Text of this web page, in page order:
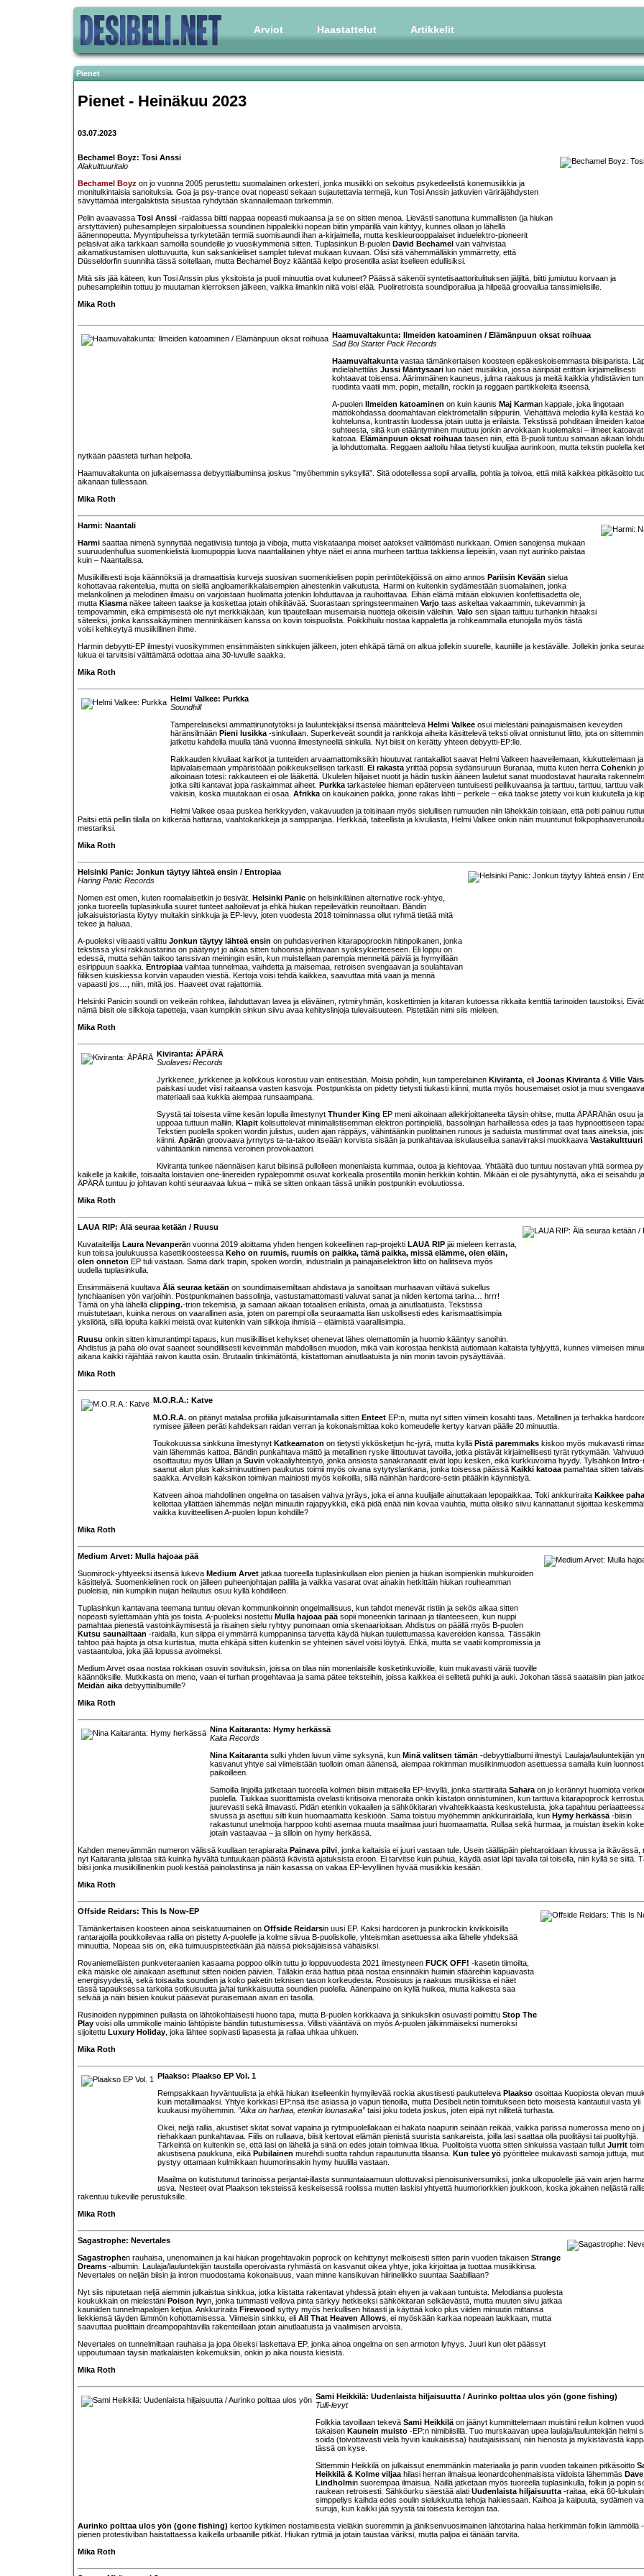
Arviot Haastattelut Artikkelit
Pienet
Pienet - Heinäkuu 2023
03.07.2023
Bechamel Boyz: Tosi Anssi
Alakulttuuritalo
Bechamel Boyz on jo vuonna 2005 perustettu suomalainen orkesteri, jonka musiikki on sekoitus psykedeelistä konemusiikkia ja
monitulkintaisia sanoituksia. Goa ja psy-trance ovat nopeasti sekaan sujautettavia termejä, kun Tosi Anssin jatkuvien väriräjähdysten
sävyttämää intergalaktista sisustaa ryhdytään skannailemaan tarkemmin.
Pelin avaavassa Tosi Anssi -raidassa biitti nappaa nopeasti mukaansa ja se on sitten menoa. Lievästi sanottuna kummallisten (ja hiukan
ärstyttävien) puhesamplejen sirpaloituessa soundinen hippaleikki nopean biitin ympärillä vain kiihtyy, kunnes ollaan jo lähellä
äänennopeutta. Myyntipuheissa tyrkytetään termiä suomisaundi ihan a-kirjaimella, mutta keskieurooppalaiset induelektro-pioneerit
pelasivat aika tarkkaan samoilla soundeille jo vuosikymmeniä sitten. Tuplasinkun B-puolen David Bechamel vain vahvistaa
aikamatkustamisen ulottuvuutta, kun saksankieliset samplet tulevat mukaan kuvaan. Olisi sitä vähemmälläkin ymmärretty, että
Düsseldorfin suunnilta tässä soitellaan, mutta Bechamel Boyz kääntää kelpo prosentilla asiat itselleen edullisiksi.
Mitä siis jää käteen, kun Tosi Anssin plus yksitoista ja puoli minuuttia ovat kuluneet? Päässä säkenöi syntetisaattoritulituksen jäljiltä, biitti jumiutuu korvaan ja
puhesampleihin tottuu jo muutaman kierroksen jälkeen, vaikka ilmankin niitä voisi elää. Puoliretroista soundiporailua ja hilpeää groovailua tanssimielisille.
Mika Roth
Haamuvaltakunta: Ilmeiden katoaminen / Elämänpuun oksat roihuaa
Sad Boi Starter Pack Records
Haamuvaltakunta vastaa tämänkertaisen koosteen epäkeskoisemmasta biisiparista.
indielähettiläs Jussi Mäntysaari luo näet musiikkia, jossa ääripäät erittäin kirjaimellisesti
kohtaavat toisensa. Äärimmäinen kauneus, julma raakuus ja meitä kaikkia yhdistävien
ruodinta vaatii mm. popin, metallin, rockin ja reggaen partikkeleita itseensä.
A-puolen Ilmeiden katoaminen on kuin kaunis Maj Karman kappale, joka lingotaan
mättökohdassa doomahtavan elektrometallin silppuriin. Viehättävä melodia kyllä kestää
kohtelunsa, kontrastin luodessa jotain uutta ja erilaista. Tekstissä pohditaan ilmeiden
suhteesta, siitä kun etääntyminen muuttuu jonkin arvokkaan kuolemaksi – ilmeet
katoaa. Elämänpuun oksat roihuaa taasen niin, että B-puoli tuntuu samaan aikaan
ja lohduttomalta. Reggaen aaltoilu hilaa tietysti kuulijaa aurinkoon, mutta tekstin puolella
nytkään päästetä turhan helpolla.
Haamuvaltakunta on julkaisemassa debyyttialbuminsa joskus ”myöhemmin syksyllä”. Sitä odotellessa sopii arvailla, pohtia ja toivoa, että mitä kaikkea pitkäsoitto
aikanaan tullessaan.
Mika Roth
Harmi: Naantali
Harmi saattaa nimenä synnyttää negatiivisia tuntoja ja viboja, mutta viskataanpa moiset aatokset välittömästi nurkkaan. Omien sanojensa mukaan
suuruudenhullua suomenkielistä luomupoppia luova naantalilainen yhtye näet ei anna murheen tarttua takkiensa liepeisiin, vaan nyt aurinko paistaa
kuin – Naantalissa.
Musiikillisesti isoja käännöksiä ja dramaattisia kurveja suosivan suomenkielisen popin perintötekijöissä on aimo annos Pariisin Kevään sielua
kohottavaa rakentelua, mutta on siellä angloamerikkalaisempien ainestenkin vaikutusta. Harmi on kuitenkin sydämestään suomalainen, jonka
melankolinen ja melodinen ilmaisu on varjoistaan huolimatta jotenkin lohduttavaa ja rauhoittavaa. Eihän elämä mitään elokuvien konfettisadetta ole,
mutta Kiasma näkee taiteen taakse ja koskettaa jotain ohikiitävää. Suorastaan springsteenmainen Varjo taas askeltaa vakaammin, tukevammin ja
tempovammin, eikä empimisestä ole nyt merkkiäkään, kun tipautellaan musemaisia nuotteja oikeisiin väleihin. Valo sen sijaan taittuu turhankin hitaaksi
säteeksi, jonka kanssakäyminen menninkäisen kanssa on kovin toispuolista. Poikkihuilu nostaa kappaletta ja rohkeammalla etunojalla myös tästä
voisi kehkeytyä musiikillinen ihme.
Harmin debyytti-EP ilmestyi vuosikymmen ensimmäisten sinkkujen jälkeen, joten ehkäpä tämä on alkua jollekin suurelle, kauniille ja kestävälle. Jollekin jonka
lukua ei tarvitsisi välttämättä odottaa aina 30-luvulle saakka.
Mika Roth
Helmi Valkee: Purkka
Soundhill
Tamperelaiseksi ammattirunotytöksi ja lauluntekijäksi itsensä määrittelevä Helmi Valkee osui mielestäni painajaismaisen keveyden
häränsilmään Pieni lusikka -sinkullaan. Superkeveät soundit ja rankkoja aiheita käsittelevä teksti olivat onnistunut liitto, jota on sittemmin
jatkettu kahdella muulla tänä vuonna ilmestyneellä sinkulla. Nyt biisit on kerätty yhteen debyytti-EP:lle.
Rakkauden kivuliaat karikot ja tunteiden arvaamattomiksikin hioutuvat rantakalliot saavat Helmi Valkeen haaveilemaan, kiukuttelemaan ja
läpivalaisemaan ympäristöään poikkeuksellisen tarkasti. Ei rakasta yrittää popsia sydänsuruun Buranaa, mutta kuten herra Cohenkin jo
aikoinaan totesi: rakkauteen ei ole lääkettä. Ukulelen hiljaiset nuotit ja hädin tuskin ääneen lauletut sanat muodostavat hauraita
jotka silti kantavat jopa raskaimmat aiheet. Purkka tarkastelee hieman epäterveen tuntuisesti peilikuvaansa ja tarttuu, tarttuu, tarttuu
väkisin, koska muutakaan ei osaa. Afrikka on kaukainen paikka, jonne rakas lähti – perkele – eikä taakse jätetty voi kuin kiukutella ja
Helmi Valkee osaa puskea herkkyyden, vakavuuden ja toisinaan myös sielullisen rumuuden niin lähekkäin toisiaan, että pelti painuu
Paitsi että pellin tilalla on kitkerää hattaraa, vaahtokarkkeja ja samppanjaa. Herkkää, taiteellista ja kivuliasta, Helmi Valkee onkin näin muuntunut
mestariksi.
Mika Roth
Helsinki Panic: Jonkun täytyy lähteä ensin / Entropiaa
Haring Panic Records
Nomen est omen, kuten roomalaisetkin jo tiesivät. Helsinki Panic on helsinkiläinen alternative rock-yhtye,
jonka tuoreella tuplasinkulla suuret tunteet aaltoilevat ja ehkä hiukan repeilevätkin reunoiltaan. Bändin
julkaisuistoriasta löytyy muitakin sinkkuja ja EP-levy, joten vuodesta 2018 toiminnassa ollut ryhmä tietää mitä
tekee ja haluaa.
A-puoleksi viisaasti valittu Jonkun täytyy lähteä ensin on puhdasverinen kitarapoprockin hitinpoikanen, jonka
tekstissä yksi rakkaustarina on päätynyt jo aikaa sitten tuhoonsa johtavaan syöksykierteeseen. Eli loppu on
edessä, mutta sehän taikoo tanssivan meiningin esiin, kun muistellaan parempia menneitä päiviä ja hymyillään
esirippuun saakka. Entropiaa vaihtaa tunnelmaa, vaihdetta ja maisemaa, retroisen svengaavan ja soulahtavan
fiiliksen kuiskiessa korviin vapauden viestiä. Kertoja voisi tehdä kaikkea, saavuttaa mitä vaan ja mennä
vapaasti jos…, niin, mitä jos. Haaveet ovat rajattomia.
Helsinki Panicin soundi on veikeän rohkea, ilahduttavan lavea ja eläväinen, rytmiryhmän, koskettimien ja kitaran kutoessa rikkaita kenttiä tarinoiden taustoiksi.
nämä biisit ole silkkoja tapetteja, vaan kumpikin sinkun siivu avaa kehityslinjoja tulevaisuuteen. Pistetään nimi siis mieleen.
Mika Roth
Kiviranta: ÄPÄRÄ
Suolavesi Records
Jyrkkenee, jyrkkenee ja kolkkous korostuu vain entisestään. Moisia pohdin, kun tamperelainen Kiviranta , eli Joonas Kiviranta & Ville
paiskasi uudet viisi raitaansa vasten kasvoja. Postpunkista on pidetty tietysti tiukasti kiinni, mutta myös housemaiset osiot ja muu
materiaali saa kukkia aiempaa runsaampana.
Syystä tai toisesta viime kesän lopulla ilmestynyt Thunder King EP meni aikoinaan allekirjoittaneelta täysin ohitse, mutta ÄPÄRÄhän osuu ja
uppoaa tuttuun malliin. Klapit kolisuttelevat minimalistisemman elektron portinpieliä, bassolinjan harhaillessa edes ja taas hypnoottiseen
Tekstien puolella spoken wordin julistus, uuden ajan räppäys, vähintäänkin puolittainen runous ja saduista mustimmat ovat taas aineksia,
kiinni. Äpärän groovaava jyrnytys ta-ta-takoo itseään korvista sisään ja punkahtavaa iskulauseilua sanavirraksi muokkaava Vastakulttuuri
vähintäänkin nimensä veroinen provokaattori.
Kiviranta tunkee näennäisen karut biisinsä pullolleen monenlaista kummaa, outoa ja kiehtovaa. Yhtäältä duo tuntuu nostavan yhtä sormea
kaikelle ja kaikille, toisaalta loistavien one-linereiden rypälepommit osuvat korkealla prosentilla moniin herkkiin kohtiin. Mikään ei ole pysähtynyttä, aika ei seisahdu ja
ÄPÄRÄ tuntuu jo johtavan kohti seuraavaa lukua – mikä se sitten onkaan tässä uniikin postpunkin evoluutiossa.
Mika Roth
LAUA RIP: Älä seuraa ketään / Ruusu
Kuvataiteilija Laura Nevanperän vuonna 2019 aloittama yhden hengen kokeellinen rap-projekti LAUA RIP jäi mieleen kerrasta,
kun toissa joulukuussa kasettikoosteessa Keho on ruumis, ruumis on paikka, tämä paikka, missä elämme, olen eläin,
olen onneton EP tuli vastaan. Sama dark trapin, spoken wordin, industrialin ja painajaiselektron liitto on hallitseva myös
uudella tuplasinkulla.
Ensimmäisenä kuultava Älä seuraa ketään on soundimaisemiltaan ahdistava ja sanoiltaan murhaavan viiltävä sukellus
lynchiaanisen yön varjoihin. Postpunkmainen bassolinja, vastustamattomasti valuvat sanat ja niiden kertoma tarina… hrrr!
Tämä on yhä lähellä clipping.-trion tekemisiä, ja samaan aikaan totaalisen erilaista, omaa ja ainutlaatuista. Tekstissä
muistutetaan, kuinka nerous on vaarallinen asia, joten on parempi olla seuraamatta liian uskollisesti edes karismaattisimpia
yksilöitä, sillä lopulta kaikki meistä ovat kuitenkin vain silkkoja ihmisiä – eläimistä vaarallisimpia.
Ruusu onkin sitten kimurantimpi tapaus, kun musiikilliset kehykset ohenevat lähes olemattomiin ja huomio kääntyy sanoihin.
Ahdistus ja paha olo ovat saaneet soundillisesti keveimmän mahdollisen muodon, mikä vain korostaa henkistä autiomaan kaltaista tyhjyyttä, kunnes viimeisen
aikana kaikki räjähtää raivon kautta osiin. Brutaalin tinkimätöntä, kiistattoman ainutlaatuista ja niin monin tavoin pysäyttävää.
Mika Roth
M.O.R.A.: Katve
M.O.R.A. on pitänyt matalaa profiilia julkaisurintamalla sitten Enteet EP:n, mutta nyt sitten viimein kosahti taas. Metallinen ja terhakka
rymisee jälleen peräti kahdeksan raidan verran ja kokonaismittaa koko komeudelle kertyy karvan päälle 20 minuuttia.
Toukokuussa sinkkuna ilmestynyt Katkeamaton on tietysti ykkösketjun hc-jyrä, mutta kyllä Pistä paremmaks kiskoo myös mukavasti
vain lähemmäs kattoa. Bändin punkahtava mättö ja metallinen ryske liittoutuvat tavoilla, jotka pistävät kirjaimellisesti tyrät rytkymään.
osoittautuu myös Ullan ja Suvin vokaaliyhteistyö, jonka ansiosta sanakranaatit eivät lopu kesken, eikä kurkkuvoima hyydy. Tylsähkön Intro-
saanut alun plus kaksiminuuttinen paukutus toimii myös oivana sytytyslankana, jonka toisessa päässä Kaikki katoaa pamahtaa sitten
saakka. Arvelisin kaksikon toimivan mainiosti myös keikoilla, sillä näinhän hardcore-setin pitääkin käynnistyä.
Katveen ainoa mahdollinen ongelma on tasaisen vahva jyräys, joka ei anna kuulijalle ainuttakaan lepopaikkaa. Toki ankkuriraita Kaikkee
kellottaa yllättäen lähemmäs neljän minuutin rajapyykkiä, eikä pidä enää niin kovaa vauhtia, mutta olisiko siivu kannattanut sijoittaa
vaikka kuvitteellisen A-puolen lopun kohdille?
Mika Roth
Medium Arvet: Mulla hajoaa pää
Suomirock-yhtyeeksi itsensä lukeva Medium Arvet jatkaa tuoreella tuplasinkullaan elon pienien ja hiukan isompienkin muhkuroiden
käsittelyä. Suomenkielinen rock on jälleen puheenjohtajan pallilla ja vaikka vasarat ovat ainakin hetkittäin hiukan rouheamman
puoleisia, niin kumpikin nuijan heilautus osuu kyllä kohdilleen.
Tuplasinkun kantavana teemana tuntuu olevan kommunikoinnin ongelmallisuus, kun tahdot menevät ristiin ja sekös alkaa sitten
nopeasti sylettämään yhtä jos toista. A-puoleksi nostettu Mulla hajoaa pää sopii moneenkin tarinaan ja tilanteeseen, kun nuppi
pamahtaa pienestä vastoinkäymisestä ja risainen sielu ryhtyy punomaan omia skenaarioitaan. Ahdistus on päällä myös B-puolen
Kutsu saunailtaan -raidalla, kun siippa ei ymmärrä kumppaninsa tarvetta käydä hiukan tuulettumassa kavereiden kanssa. Tässäkin
tahtoo pää hajota ja otsa kurtistua, mutta ehkäpä sitten kuitenkin se yhteinen sävel voisi löytyä. Ehkä, mutta se vaatii kompromissia ja
vastaantuloa, joka jää lopussa avoimeksi.
Medium Arvet osaa nostaa rokkiaan osuvin sovituksin, joissa on tilaa niin monenlaisille kosketinkuvioille, kuin mukavasti väriä tuoville
käännöksille. Mutkikasta on meno, vaan ei turhan progehtavaa ja sama pätee teksteihin, joissa kaikkea ei selitetä puhki ja auki. Jokohan tässä saataisiin pian
Meidän aika debyyttialbumille?
Mika Roth
Nina Kaitaranta: Hymy herkässä
Kaita Records
Nina Kaitaranta sulki yhden luvun viime syksynä, kun Minä valitsen tämän -debyyttialbumi ilmestyi. Laulaja/lauluntekijän
kasvanut yhtye sai viimeistään tuolloin oman äänensä, aiempaa rokimman musiikinmuodon asettuessa samalla kuin
paikoilleen.
Samoilla linjoilla jatketaan tuoreella kolmen biisin mittaisella EP-levyllä, jonka starttiraita Sahara on jo kerännyt huomiota
puolella. Tiukkaa suorittamista ovelasti kritisoiva menoraita onkin kiistaton onnistuminen, kun tarttuva kitarapoprock
juurevasti sekä ilmavasti. Pidän etenkin vokaalien ja sähkökitaran vivahteikkaasta keskustelusta, joka tapahtuu
sivussa ja asettuu silti kuin huomaamatta keskiöön. Sama toistuu myöhemmin ankkuriraidalla, kun Hymy herkässä -biisin
rakastunut unelmoija harppoo kohti asemaa muuta maailmaa juuri huomaamatta. Rullaa sekä hurmaa, ja muistan itsekin
jotain vastaavaa – ja silloin on hymy herkässä.
Kahden menevämmän numeron välissä kuullaan terapiaraita Painava pilvi , jonka kaltaisia ei juuri vastaan tule. Usein täälläpäin piehtaroidaan kivussa ja ikävässä,
nyt Kaitaranta julistaa sitä kuinka hyvältä tuntuukaan päästä ikävistä ajatuksista eroon. Ei tarvitse kuin puhua, käydä asiat läpi tavalla tai toisella, niin kyllä se siitä.
biisi jonka musiikillinenkin puoli kestää painolastinsa ja näin kasassa on vakaa EP-levyllinen hyvää musiikkia kesään.
Mika Roth
Offside Reidars: This Is Now-EP
Tämänkertaisen koosteen ainoa seiskatuumainen on Offside Reidarsin uusi EP. Kaksi hardcoren ja punkrockin kivikkoisilla
rantarajoilla poukkoilevaa rallia on pistetty A-puolelle ja kolme siivua B-puoliskolle, yhteismitan asettuessa aika lähelle yhdeksää
minuuttia. Nopeaa siis on, eikä tuimuuspisteetkään jää näissä pieksäjäisissä vähäisiksi.
Rovaniemeläisten punkveteraanien kasaama poppoo olikin tuttu jo loppuvuodesta 2021 ilmestyneen FUCK OFF! -kasetin tiimoilta,
eikä mäiske ole ainakaan asettunut sitten noiden päivien. Tälläkin erää hattua pitää nostaa ensinnäkin huimiin sfääreihin kapuavasta
energisyydestä, sekä toisaalta soundien ja koko paketin teknisen tason korkeudesta. Rosoisuus ja raakuus musiikissa ei näet
tässä tapauksessa tarkoita sotkuisuutta ja/tai tunkkaisuutta soundien puolella. Äänenpaine on kyllä huikea, mutta kaikesta saa
selvää ja näin biisien koukut pääsevät puraisemaan aivan eri tasolla.
Rusinoiden nyppiminen pullasta on lähtökohtaisesti huono tapa, mutta B-puolen korkkaava ja sinkuksikin osuvasti poimittu Stop The
Play voisi olla ummikolle mainio lähtöpiste bändiin tutustumisessa. Villisti vääntävä on myös A-puolen jälkimmäiseksi numeroksi
sijoitettu Luxury Holiday , joka lähtee sopivasti lapasesta ja rallaa uhkaa uhkuen.
Mika Roth
Plaakso: Plaakso EP Vol. 1
Rempsakkaan hyväntuulista ja ehkä hiukan itselleenkin hymyilevää rockia akustisesti paukutteleva Plaakso osoittaa Kuopiosta olevan
kuin metallimaaksi. Yhtye korkkasi EP:nsä itse asiassa jo vapun tienoilla, mutta Desibeli.netin toimitukseen tieto moisesta kantautui vasta yli
kuukausi myöhemmin. ”Aika on harhaa, etenkin lounasaika” taisi joku todeta joskus, joten eipä nyt nillitetä turhasta.
Okei, neljä rallia, akustiset skitat soivat vapaina ja rytmipuolellakaan ei hakata naapurin seinään reikää, vaikka parissa numerossa meno on
riehakkaan punkahtavaa. Fiilis on rullaava, biisit kertovat elämän pienistä suurista sankareista, joilla lasi saattaa olla puolitäysi tai puolityhjä.
Tärkeintä on kuitenkin se, että lasi on lähellä ja siinä on edes jotain toimivaa litkua. Puolitoista vuotta sitten sinkuissa vastaan tullut Jurrit
akustisena paukkuna, eikä Pubilainen murehdi suotta rahdun rapautunutta tilaansa. Kun tulee yö pyörittelee mukavasti samoja juttuja,
pystyy ottamaan kulmikkaan huumorinsakin hymy huulilla vastaan.
Maailma on kutistutunut tarinoissa perjantai-illasta sunnuntaiaamuun ulottuvaksi pienoisuniversumiksi, jonka ulkopuolelle jää vain arjen
usva. Nesteet ovat Plaakson teksteissä keskeisessä roolissa mutten laskisi yhtyettä huumoriorkkien joukkoon, koska jokainen neljästä
rakentuu tukeville perustuksille.
Mika Roth
Sagastrophe: Nevertales
Sagastrophen rauhaisa, unenomainen ja kai hiukan progehtavakin poprock on kehittynyt melkoisesti sitten parin vuoden takaisen Strange
Dreams -albumin. Laulaja/lauluntekijän taustalla operoivasta ryhmästä on kasvanut oikea yhtye, joka kirjoittaa ja tuottaa musiikkinsa.
Nevertales on neljän biisin ja intron muodostama kokonaisuus, vaan minne kansikuvan hiirinelikko suuntaa Saabillaan?
Nyt siis niputetaan neljä aiemmin julkaistua sinkkua, jotka kiistatta rakentavat yhdessä jotain ehyen ja vakaan tuntuista. Melodiansa puolesta
koukukkain on mielestäni Poison Ivyn, jonka tummasti vellova pinta särkyy hetkiseksi sähkökitaran selkäevästä, mutta muuten siivu jatkaa
kauniiden tunnelmapalojen ketjua. Ankkuriraita Firewood syttyy myös herkullisen hitaasti ja käyttää koko plus viiden minuutin mittansa
liekkiensä täyden lämmön kohottamisessa. Viimeisin sinkku, eli All That Heaven Allows , ei myöskään karkaa nopeaan laukkaan, mutta
saavuttaa puolittain dreampopahtavilla rakenteillaan jotain ainutlaatuista ja vaalimisen arvoista.
Nevertales on tunnelmiltaan rauhaisa ja jopa öiseksi laskettava EP, jonka ainoa ongelma on sen armoton lyhyys. Juuri kun olet päässyt
uppoutumaan täysin matkalaisten kokemuksiin, onkin jo aika nousta kiesistä.
Mika Roth
Sami Heikkilä: Uudenlaista hiljaisuutta / Aurinko polttaa ulos yön (gone fishing)
Tulli-levyt
Folkkia tavoillaan tekevä Sami Heikkilä on jäänyt kummittelemaan muistiini reilun kolmen
takaisen Kaunein muisto -EP:n nimibiisillä. Tuo murskaavan upea laulaja/lauluntekijän helmi
soida (toivottavasti vielä hyvin kaukaisissa) hautajaisissani, niin hienosta ja mykistävästä
tässä on kyse.
Sittemmin Heikkilä on julkaissut enemmänkin materiaalia ja parin vuoden takainen pitkäsoitto
Heikkilä & Kolme viljaa hilasi herran ilmaisua leonardcohenmaisista viidoista lähemmäs Dave
Lindholmin suorempaa ilmaisua. Näillä jatketaan myös tuoreella tuplasinkulla, folkin ja popin
raukean retroisesti. Sähköurku säestää alati Uudenlaista hiljaisuutta -raitaa, eikä 60-
simppeliys kaihda edes soulin sielukkuutta tehoja hakiessaan. Kaihoa ja kaipuuta, sydämen
suruja, kun kaikki jää syystä tai toisesta kertojan taa.
Aurinko polttaa ulos yön (gone fishing) kertoo kytkimen nostamisesta vieläkin suoremmin ja jäniksenvuosimainen lähtötarina halaa herkimmän folkin lämmöllä
pienen protestiviban haistattaessa kaikella urbaanille pitkät. Hiukan rytmiä ja jotain taustaa väriksi, mutta paljoa ei tänään tarvita.
Mika Roth